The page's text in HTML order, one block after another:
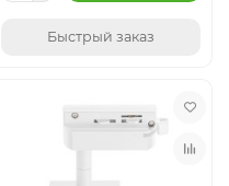
Быстрый заказ